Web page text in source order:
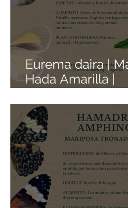
Eurema daira |
Hada Amarilla |
Mexicanas |
de Origen